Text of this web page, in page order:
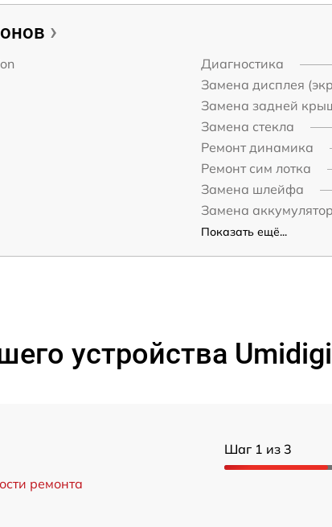
Диагностика
Замена дисплея
Замена задней
Замена стекла
Ремонт динамика
Ремонт сим лотка
Замена шлейфа
Замена
Показать ещё...
устройства
Шаг 1 из 3
ремонта